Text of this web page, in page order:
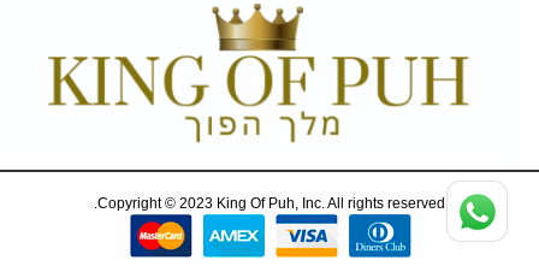
Copyright © 2023 King Of Puh, Inc. All rights reserved.